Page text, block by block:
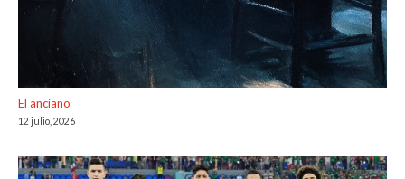
El anciano
12 julio, 2026